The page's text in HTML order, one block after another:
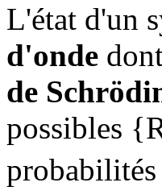
L'état d'un
d'onde
de
possibles